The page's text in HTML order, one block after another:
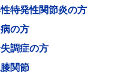
特発性関節炎の方
の方
調症の方
関節